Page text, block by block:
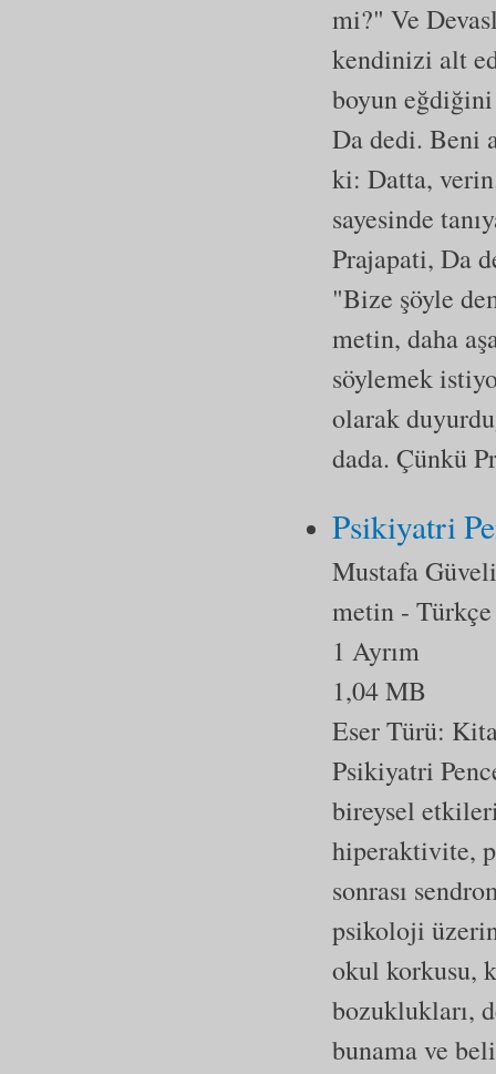
mi?" Ve
kendinizi alt
boyun
Da dedi. Beni
ki: Datta,
sayesinde
Prajapati, Da
"Bize şöyle
metin, daha
söylemek
olarak
dada. Çünkü
Psikiyatri
Mustafa Güveli
metin - Türkçe
1 Ayrım
1,04 MB
Eser Türü:
Psikiyatri
bireysel
hiperaktivite,
sonrası
psikoloji
okul korkusu,
bozuklukları,
bunama ve